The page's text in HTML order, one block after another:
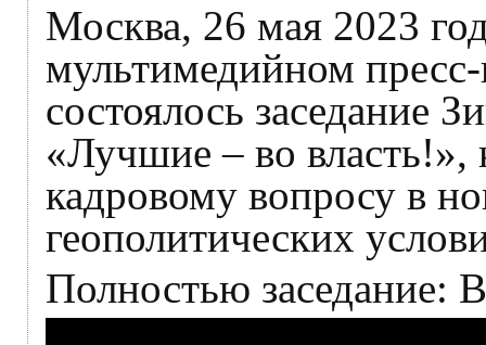
Москва, 26 мая 2023
мультимедийном
состоялось заседание
«Лучшие – во власть!»,
кадровому вопросу в
геополитических
Полностью